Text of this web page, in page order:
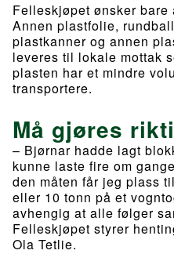
Felleskjøpet ønsker
Annen plastfolie,
plastkanner og annen
leveres til lokale mottak
plasten har et mindre
transportere.
Må gjøres
– Bjørnar hadde lagt
kunne laste fire om
den måten får jeg plass
eller 10 tonn på et
avhengig at alle følger
Felleskjøpet styrer
Ola Tetlie.